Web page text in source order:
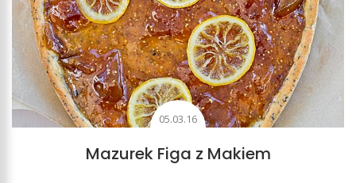
05.03.16
Mazurek Figa z Makiem